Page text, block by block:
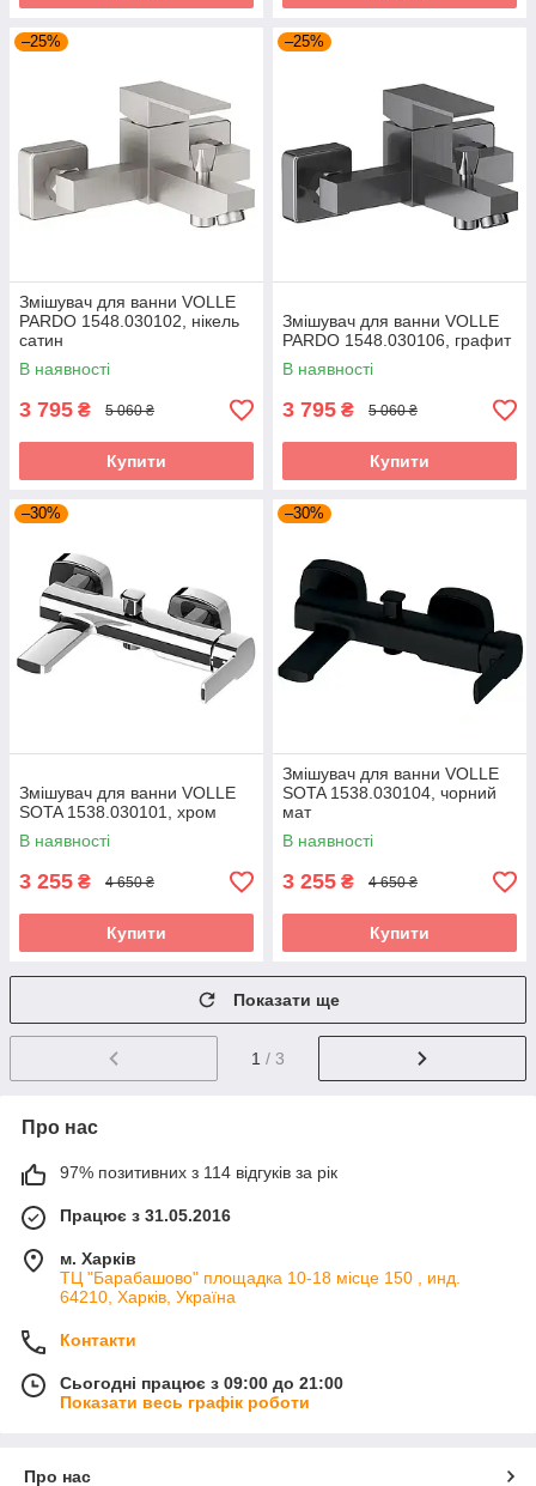
–25%
Змішувач для ванни VOLLE
PARDO 1548.030102, нікель
сатин
В наявності
3 795 ₴ 5 060 ₴
Купити
–25%
Змішувач для ванни VOLLE
PARDO 1548.030106, графит
В наявності
3 795 ₴ 5 060 ₴
Купити
–30%
Змішувач для ванни VOLLE
SOTA 1538.030101, хром
В наявності
3 255 ₴ 4 650 ₴
Купити
–30%
Змішувач для ванни VOLLE
SOTA 1538.030104, чорний
мат
В наявності
3 255 ₴ 4 650 ₴
Купити
Показати ще
1 / 3
Про нас
97% позитивних з 114 відгуків за рік
Працює з 31.05.2016
м. Харків
ТЦ "Барабашово" площадка 10-18 місце 150 , инд.
64210, Харків, Україна
Контакти
Сьогодні працює з 09:00 до 21:00
Показати весь графік роботи
Про нас